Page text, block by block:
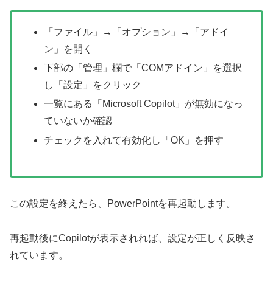
「ファイル」→「オプション」→「アドイ
ン」を開く
下部の「管理」欄で「COMアドイン」を選択
し「設定」をクリック
一覧にある「Microsoft Copilot」が無効になっ
ていないか確認
チェックを入れて有効化し「OK」を押す
この設定を終えたら、PowerPointを再起動します。
再起動後にCopilotが表示されれば、設定が正しく反映さ
れています。